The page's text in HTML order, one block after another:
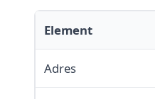
Element
Adres